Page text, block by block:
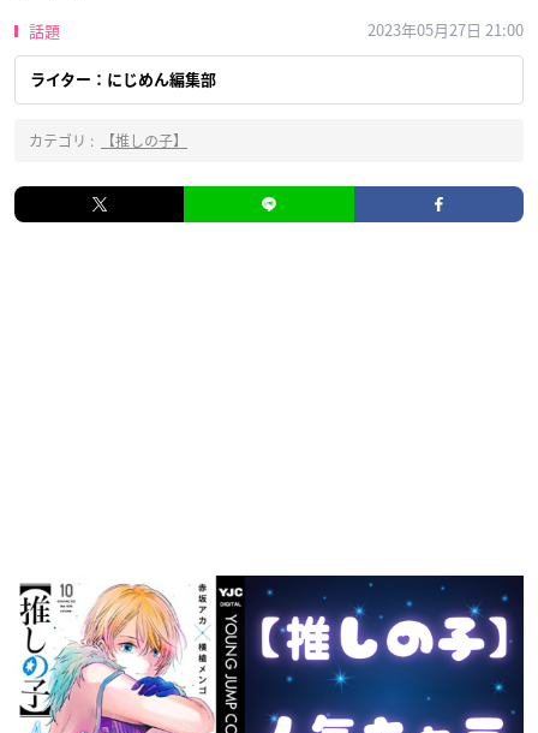
話題 2023年05月27日 21:00
ライター：にじめん編集部
カテゴリ : 【推しの子】